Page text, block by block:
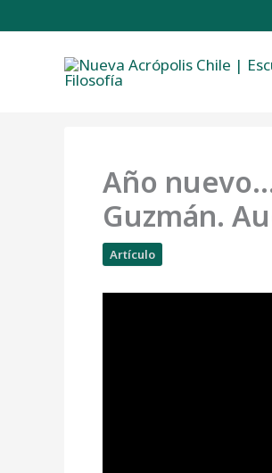
al
contenido
Año
Guzmán.
Artículo